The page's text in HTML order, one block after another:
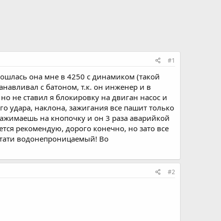
#1
она мне в 4250 с динамиком (такой
с батоном, т.к. он инженер и в
не ставил я блокировку на двиган насос и
удара, наклона, зажигания все пашит только
на кнопочку и он 3 раза аварийкой
рекомендую, дорого конечно, но зато все
водонепроницаемый! Во
#2